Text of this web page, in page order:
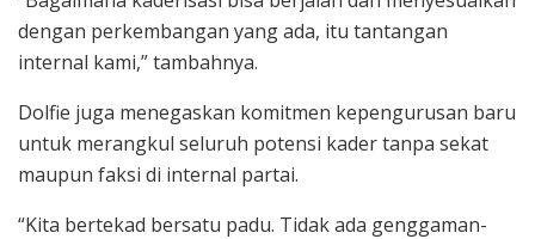
dengan perkembangan yang ada, itu tantangan
internal kami,” tambahnya.
Dolfie juga menegaskan komitmen kepengurusan baru
untuk merangkul seluruh potensi kader tanpa sekat
maupun faksi di internal partai.
“Kita bertekad bersatu padu. Tidak ada genggaman-